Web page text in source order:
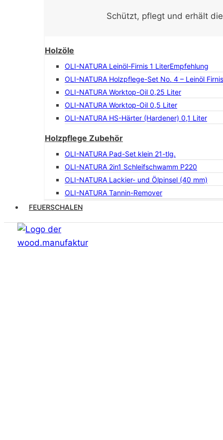
Schützt, pflegt und erhält
Holzöle
OLI-NATURA Leinöl-Firnis 1 LiterEmpfehlung
OLI-NATURA Holzpflege-Set No. 4 – Leinöl Firnis
OLI-NATURA Worktop-Oil 0,25 Liter
OLI-NATURA Worktop-Oil 0,5 Liter
OLI-NATURA HS-Härter (Hardener) 0,1 Liter
Holzpflege Zubehör
OLI-NATURA Pad-Set klein 21-tlg.
OLI-NATURA 2in1 Schleifschwamm P220
OLI-NATURA Lackier- und Ölpinsel (40 mm)
OLI-NATURA Tannin-Remover
FEUERSCHALEN